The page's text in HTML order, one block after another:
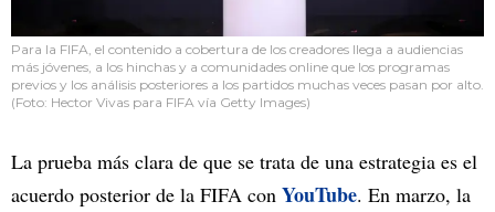
Para la FIFA, el contenido a cobertura de los creadores llega a audiencias
más jóvenes, a los hinchas y a comunidades online que los programas
previos y los análisis posteriores a los partidos muchas veces pasan por alto.
(Foto: Hector Vivas para FIFA vía Getty Images)
La prueba más clara de que se trata de una estrategia es el
acuerdo posterior de la FIFA con YouTube. En marzo, la